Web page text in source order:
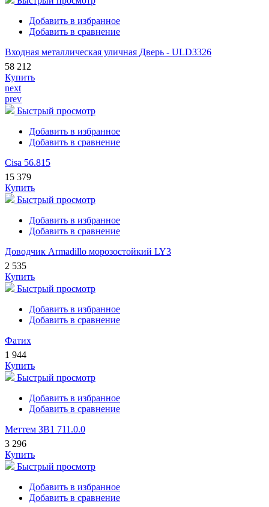
Добавить в избранное
Добавить в сравнение
Входная металлическая уличная Дверь - ULD3326
58 212
Купить
next
prev
Быстрый просмотр
Добавить в избранное
Добавить в сравнение
Cisa 56.815
15 379
Купить
Быстрый просмотр
Добавить в избранное
Добавить в сравнение
Доводчик Armadillo морозостойкий LY3
2 535
Купить
Быстрый просмотр
Добавить в избранное
Добавить в сравнение
Фатих
1 944
Купить
Быстрый просмотр
Добавить в избранное
Добавить в сравнение
Меттем ЗВ1 711.0.0
3 296
Купить
Быстрый просмотр
Добавить в избранное
Добавить в сравнение